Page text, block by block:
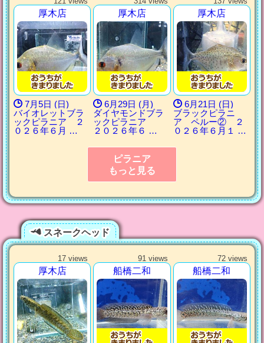
厚木店
7月5日 (日)
バイオレットブラ
ックピラニア ２
０２６年６月 …
厚木店
6月29日 (月)
ダイヤモンドブラ
ックピラニア
２０２６年６ …
厚木店
6月21日 (日)
ブラックピラニ
ア ペルー② ２
０２６年６月１ …
ピラニア
もっと見る
スネークヘッド
17 views
厚木店
91 views
船橋二和
72 views
船橋二和